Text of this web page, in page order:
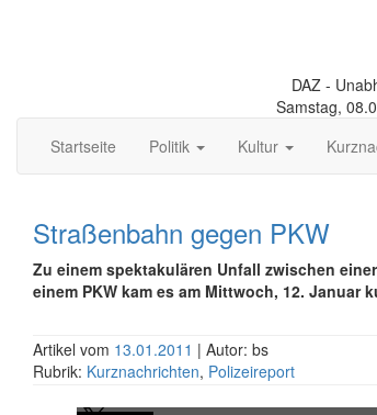
DAZ -
Samstag,
Startseite
Politik Kultur
Straßenbahn gegen PKW
Zu einem spektakulären Unfall zwischen
einem PKW kam es am Mittwoch, 12. Januar
Artikel vom 13.01.2011 | Autor: bs
Rubrik: Kurznachrichten, Polizeireport